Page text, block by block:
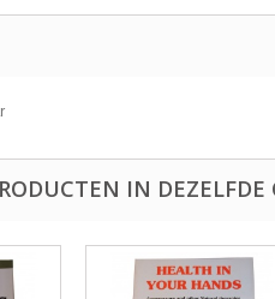
IN DEZELFDE